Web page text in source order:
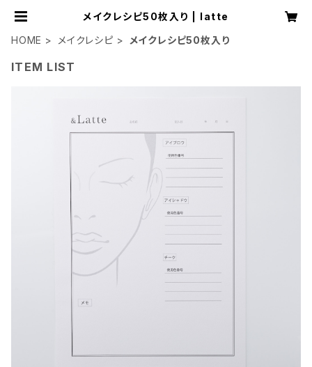
メイクレシピ50枚入り | latte
HOME
メイクレシピ メイクレシピ50枚入り
ITEM LIST